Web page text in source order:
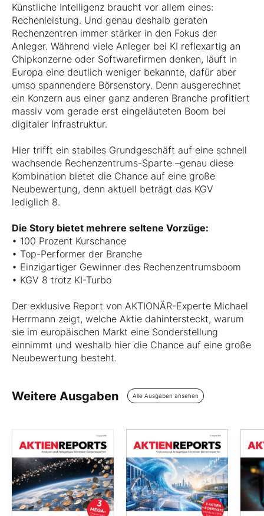
Künstliche Intelligenz braucht vor allem eines:
Rechenleistung. Und genau deshalb geraten
Rechenzentren immer stärker in den Fokus der
Anleger. Während viele Anleger bei KI reflexartig an
Chipkonzerne oder Softwarefirmen denken, läuft in
Europa eine deutlich weniger bekannte, dafür aber
umso spannendere Börsenstory. Denn ausgerechnet
ein Konzern aus einer ganz anderen Branche profitiert
massiv vom gerade erst eingeläuteten Boom bei
digitaler Infrastruktur.
Hier trifft ein stabiles Grundgeschäft auf eine schnell
wachsende Rechenzentrums-Sparte –genau diese
Kombination bietet die Chance auf eine große
Neubewertung, denn aktuell beträgt das KGV
lediglich 8.
Die Story bietet mehrere seltene Vorzüge:
• 100 Prozent Kurschance
• Top-Performer der Branche
• Einzigartiger Gewinner des Rechenzentrumsboom
• KGV 8 trotz KI-Turbo
Der exklusive Report von AKTIONÄR-Experte Michael
Herrmann zeigt, welche Aktie dahintersteckt, warum
sie im europäischen Markt eine Sonderstellung
einnimmt und weshalb hier die Chance auf eine große
Neubewertung besteht.
Weitere Ausgaben Alle Ausgaben ansehen